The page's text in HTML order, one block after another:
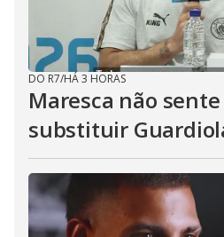
DO R7/HÁ 3 HORAS
Maresca não
substituir